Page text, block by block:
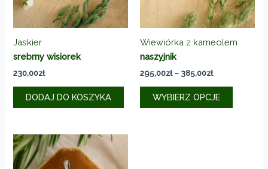
Jaskier
srebrny wisiorek
230,00zł
DODAJ DO KOSZYKA
Wiewiórka z karneolem
naszyjnik
295,00zł – 385,00złZakres
od
295,00zł
WYBIERZ OPCJE
Ten